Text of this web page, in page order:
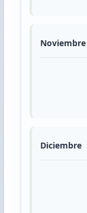
Noviembre
Diciembre